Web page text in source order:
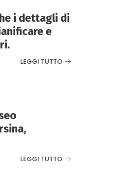
i dettagli di
e
LEGGI TUTTO
LEGGI TUTTO